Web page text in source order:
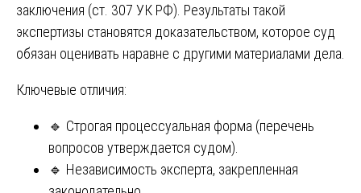
заключения (ст. 307 УК РФ). Результаты такой
экспертизы становятся доказательством, которое суд
обязан оценивать наравне с другими материалами дела.
Ключевые отличия:
🔹 Строгая процессуальная форма (перечень
вопросов утверждается судом).
🔹 Независимость эксперта, закрепленная